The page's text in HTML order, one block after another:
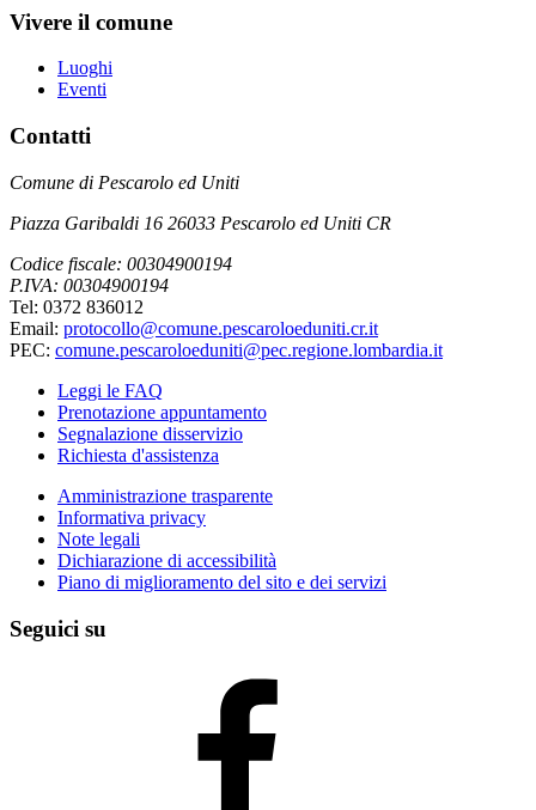
Vivere il comune
Luoghi
Eventi
Contatti
Comune di Pescarolo ed Uniti
Piazza Garibaldi 16 26033 Pescarolo ed Uniti CR
Codice fiscale: 00304900194
P.IVA: 00304900194
Tel: 0372 836012
Email: protocollo@comune.pescaroloeduniti.cr.it
PEC: comune.pescaroloeduniti@pec.regione.lombardia.it
Leggi le FAQ
Prenotazione appuntamento
Segnalazione disservizio
Richiesta d'assistenza
Amministrazione trasparente
Informativa privacy
Note legali
Dichiarazione di accessibilità
Piano di miglioramento del sito e dei servizi
Seguici su